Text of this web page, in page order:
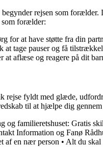
rejsen som
som forælder:
for at have støtte fra din
at tage pauser og få
at aflæse og reagere på dit
rejse fyldt med glæde,
til at hjælpe dig
og familieretshuset: Gratis
Information og Fanø
af en nær person • Alt du skal